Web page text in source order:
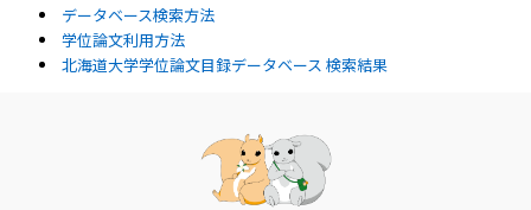
データベース検索方法
学位論文利用方法
北海道大学学位論文目録データベース 検索結果